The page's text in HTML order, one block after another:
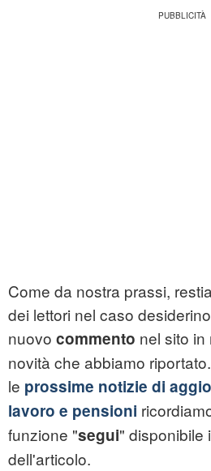
Come da nostra prassi,
dei lettori nel caso
nuovo commento nel sito in
novità che abbiamo
le prossime notizie di
lavoro e pensioni
funzione "segui" disponibile
dell'articolo.